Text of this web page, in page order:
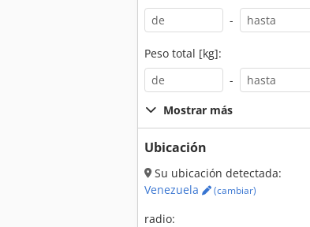
-
Peso total [kg]:
-
Mostrar más
Ubicación
Su ubicación detectada:
Venezuela
(cambiar)
radio: